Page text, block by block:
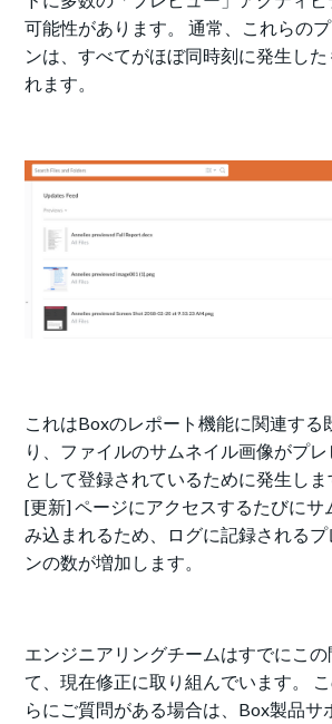
可能性があります。 通常、これらの
ンは、すべてがほぼ同時刻に発生し
れます。
これはBoxのレポート機能に関連する
り、ファイルのサムネイル画像がプ
として登録されているために発生しま
[更新] ページにアクセスするたびにサ
み込まれるため、ログに記録される
ンの数が増加します。
エンジニアリングチームはすでにこ
て、現在修正に取り組んでいます。
らにご質問がある場合は、Box製品サ